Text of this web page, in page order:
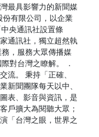
最具影響力的新聞媒
有限公司，以企業
央通訊社設置條
通訊社，獨立超然執
，服務大眾傳播媒
對台灣之瞭解。 ．
流。 秉持「正確、
新聞團隊每天以中、
表、影音與資訊，是
戶擴大為閱聽大眾；
「台灣之眼，世界之